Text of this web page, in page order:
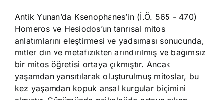
Antik Yunan’da Ksenophanes’in (İ.Ö. 565 - 470)
Homeros ve Hesiodos’un tanrısal mitos
anlatımlarını eleştirmesi ve yadsıması sonucunda,
mitler din ve metafizikten arındırılmış ve bağımsız
bir mitos öğretisi ortaya çıkmıştır. Ancak
yaşamdan yansıtılarak oluşturulmuş mitoslar, bu
kez yaşamdan kopuk ansal kurgular biçimini